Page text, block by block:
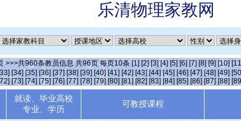
乐清物理家教网
>>>共960条教员信息 共96页 每页10条 [1] [2] [3] [4] [5] [6] [7] [8] [9] [10]
[34] [35] [36] [37] [38] [39] [40] [41] [42] [43] [44] [45] [46] [47] [48] [49]
[73] [74] [75] [76] [77] [78] [79] [80] [81] [82] [83] [84] [85] [86] [87] [88]
就读、毕业高校
专业、学历
可教授课程